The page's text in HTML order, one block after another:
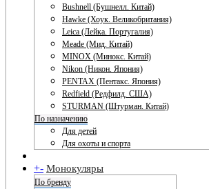
Bushnell (Бушнелл. Китай)
Hawke (Хоук. Великобритания)
Leica (Лейка. Португалия)
Meade (Мид. Китай)
MINOX (Минокс. Китай)
Nikon (Никон. Япония)
PENTAX (Пентакс. Япония)
Redfield (Редфилд. США)
STURMAN (Штурман. Китай)
По назначению
Для детей
Для охоты и спорта
+- Монокуляры
По бренду